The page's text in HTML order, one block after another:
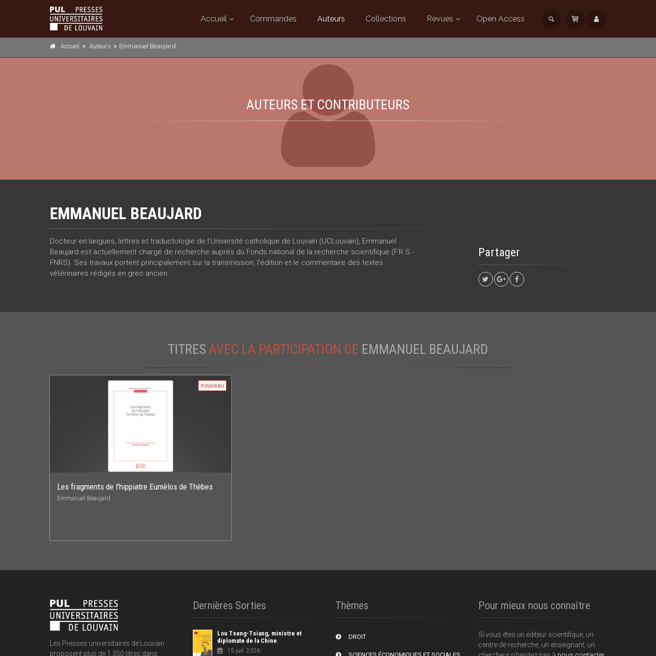
Accueil Commandes Auteurs Collections Revues Open Access
Accueil Auteurs Emmanuel Beaujard
AUTEURS ET CONTRIBUTEURS
EMMANUEL BEAUJARD
Docteur en langues, lettres et traductologie de l'Université catholique de Louvain (UCLouvain), Emmanuel
Beaujard est actuellement chargé de recherche auprès du Fonds national de la recherche scientifique (F.R.S.-
FNRS). Ses travaux portent principalement sur la transmission, l’édition et le commentaire des textes
vétérinaires rédigés en grec ancien.
Partager
TITRES AVEC LA PARTICIPATION DE EMMANUEL BEAUJARD
nouveau
Les fragments de l'hippiatre Eumèlos de Thèbes
Emmanuel Beaujard
Les Presses universitaires de Louvain
proposent plus de 1 350 titres dans
Dernières Sorties
Lou Tseng-Tsiang, ministre et
diplomate de la Chine
15 juil. 2026
Thèmes
DROIT
SCIENCES ÉCONOMIQUES ET SOCIALES
Pour mieux nous connaître
Si vous êtes un éditeur scientifique, un
centre de recherche, un enseignant, un